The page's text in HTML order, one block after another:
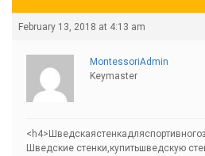
February 13, 2018 at 4:13 am
MontessoriAdmin
Keymaster
Шведские стенки,купитьшведскую